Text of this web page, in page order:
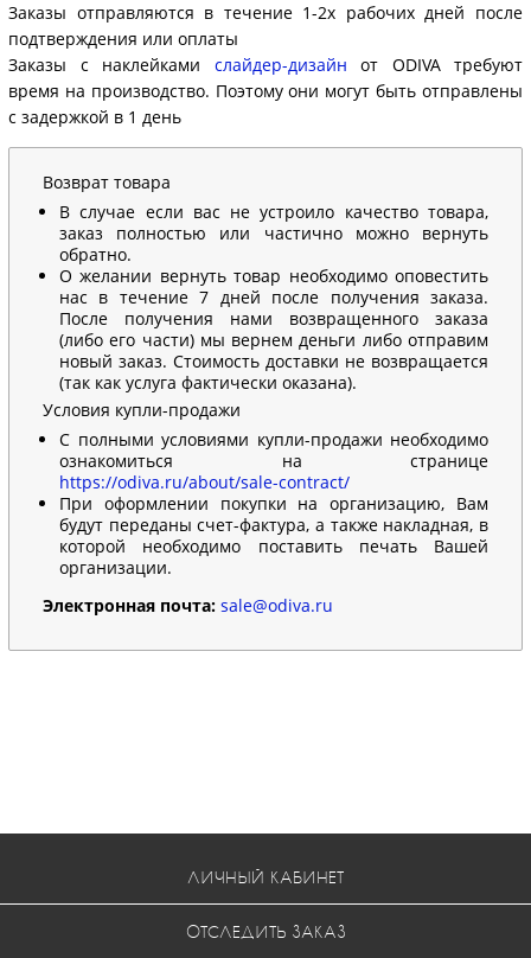
Заказы отправляются в течение 1-2х рабочих дней после
подтверждения или оплаты
Заказы с наклейками слайдер-дизайн от ODIVA требуют
время на производство. Поэтому они могут быть отправлены
с задержкой в 1 день
Возврат товара
В случае если вас не устроило качество товара,
заказ полностью или частично можно вернуть
обратно.
О желании вернуть товар необходимо оповестить
нас в течение 7 дней после получения заказа.
После получения нами возвращенного заказа
(либо его части) мы вернем деньги либо отправим
новый заказ. Стоимость доставки не возвращается
(так как услуга фактически оказана).
Условия купли-продажи
С полными условиями купли-продажи необходимо
ознакомиться на странице
https://odiva.ru/about/sale-contract/
При оформлении покупки на организацию, Вам
будут переданы счет-фактура, а также накладная, в
которой необходимо поставить печать Вашей
организации.
Электронная почта: sale@odiva.ru
ЛИЧНЫЙ КАБИНЕТ
ОТСЛЕДИТЬ ЗАКАЗ